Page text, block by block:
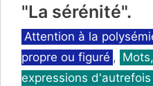
"La sérénité".
Catégories
Attention à la
propre ou figuré ,
expressions